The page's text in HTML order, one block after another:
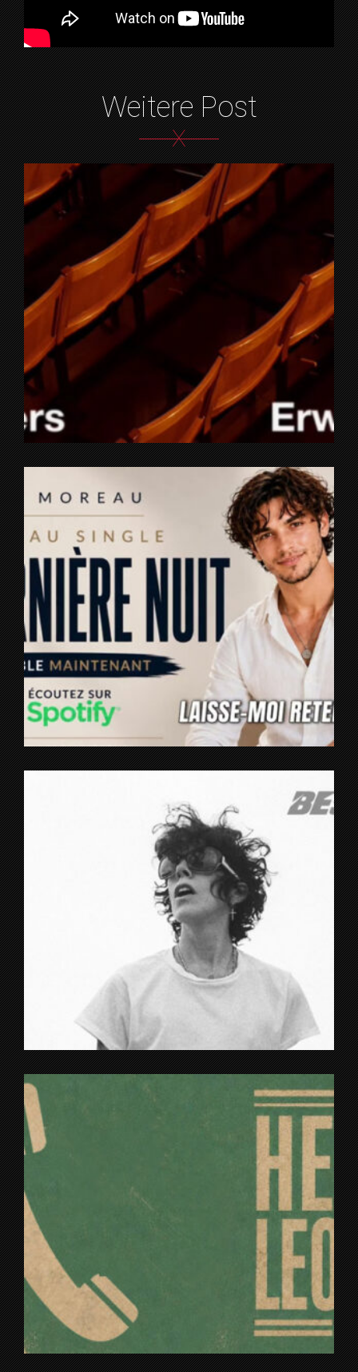
Weitere Post
X